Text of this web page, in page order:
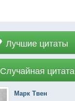
Лучшие цитаты
Случайная цитата
Марк Твен